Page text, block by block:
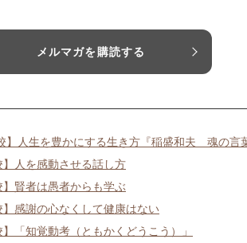
メルマガを購読する
】人生を豊かにする生き方『稲盛和夫 魂の言
人を感動させる話し方
賢者は愚者からも学ぶ
感謝の心なくして健康はない
「知覚動考（ともかくどうこう）」